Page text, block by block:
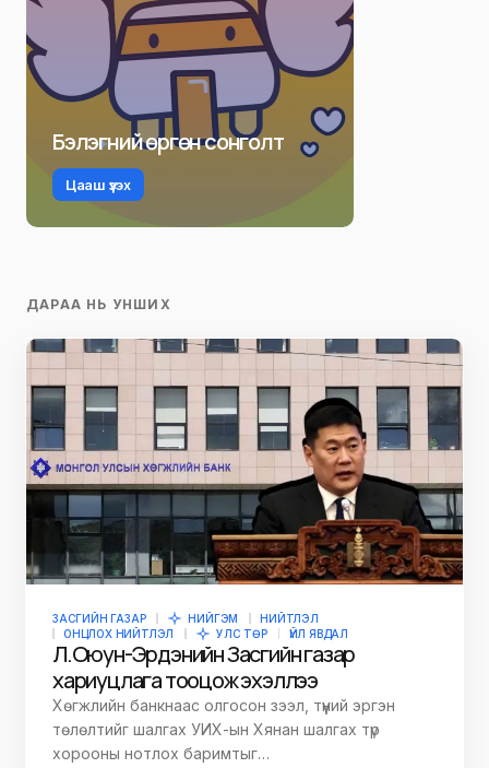
Бэлэгний өргөн сонголт
Цааш үзэх
ДАРАА НЬ УНШИХ
ЗАСГИЙН ГАЗАР НИЙГЭМ
НИЙТЛЭЛ
ОНЦЛОХ НИЙТЛЭЛ
УЛС ТӨР ҮЙЛ ЯВДАЛ
Л.Оюун-Эрдэнийн Засгийн газар
хариуцлага тооцож эхэллээ
Хөгжлийн банкнаас олгосон зээл, түүний эргэн
төлөлтийг шалгах УИХ-ын Хянан шалгах түр
хорооны нотлох баримтыг…